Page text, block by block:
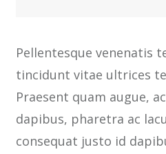
Pellentesque venenatis
tincidunt vitae ultrices
Praesent quam augue,
dapibus, pharetra ac
consequat justo id